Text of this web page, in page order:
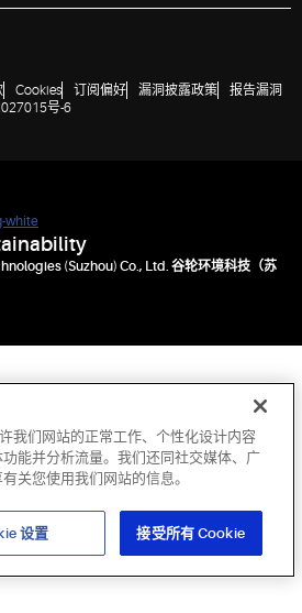
Cookies 订阅偏好 漏洞披露政策
报告漏洞
号-6
(Suzhou) Co., Ltd. 谷轮环境科技（苏
我们网站的正常工作、个性化设计内容
能并分析流量。我们还同社交媒体、广
关您使用我们网站的信息。
设置 接受所有 Cookie